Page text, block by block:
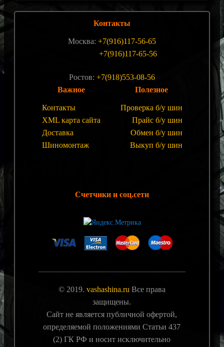
Контакты
Москва: +7(916)117-56-65
+7(916)117-65-56
Ростов: +7(918)553-08-56
Важное
Контакты
XML карта сайта
Доставка
Шиномонтаж
Полезное
Проверка б/у шин
Прайс б/у шин
Обмен б/у шин
Выкуп б/у шин
Счетчики и соц.сети
© 2019. vashashina.ru Все права
защищены.
Сайт не является публичной офертой,
определяемой положениями Статьи 437
(2) ГК РФ и носит исключительно